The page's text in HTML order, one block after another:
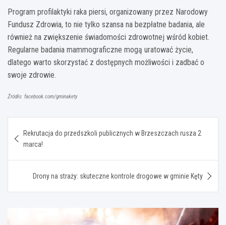
Program profilaktyki raka piersi, organizowany przez Narodowy
Fundusz Zdrowia, to nie tylko szansa na bezpłatne badania, ale
również na zwiększenie świadomości zdrowotnej wśród kobiet.
Regularne badania mammograficzne mogą uratować życie,
dlatego warto skorzystać z dostępnych możliwości i zadbać o
swoje zdrowie.
Źródło: facebook.com/gminakety
wpisu
Rekrutacja do przedszkoli publicznych w Brzeszczach rusza 2
marca!
Drony na straży: skuteczne kontrole drogowe w gminie Kęty